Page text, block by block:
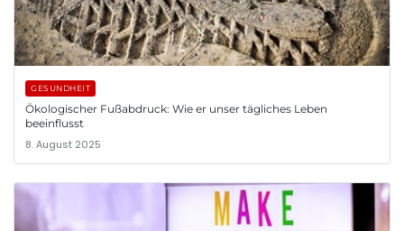
GESUNDHEIT
Ökologischer Fußabdruck: Wie er unser tägliches Leben
beeinflusst
8. August 2025